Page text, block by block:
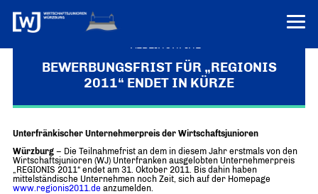
VEREINONLINE
AKTUELLES
ÜBER UNS
Über uns
WER WIR SIND & DER VORSITZ
Über uns
Mitglieder
TERMINE
PRESSEMELDUNGEN
BEWERBUNGSFRIST FÜR „REGIONIS
2011“ ENDET IN KÜRZE
Unterfränkischer Unternehmerpreis der Wirtschaftsjunioren
Würzburg – Die Teilnahmefrist an dem in diesem Jahr erstmals von den
Wirtschaftsjunioren (WJ) Unterfranken ausgelobten Unternehmerpreis
„REGIONIS 2011“ endet am 31. Oktober 2011. Bis dahin haben
mittelständische Unternehmen noch Zeit, sich auf der Homepage
www.regionis2011.de anzumelden.